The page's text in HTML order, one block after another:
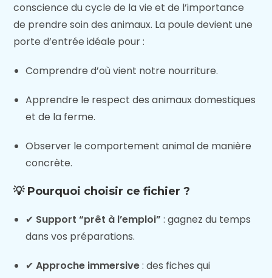
conscience du cycle de la vie et de l’importance
de prendre soin des animaux. La poule devient une
porte d’entrée idéale pour :
Comprendre d’où vient notre nourriture.
Apprendre le respect des animaux domestiques
et de la ferme.
Observer le comportement animal de manière
concrète.
💡 Pourquoi choisir ce fichier ?
✔ Support “prêt à l’emploi” : gagnez du temps
dans vos préparations.
✔Approche immersive: des fiches qui